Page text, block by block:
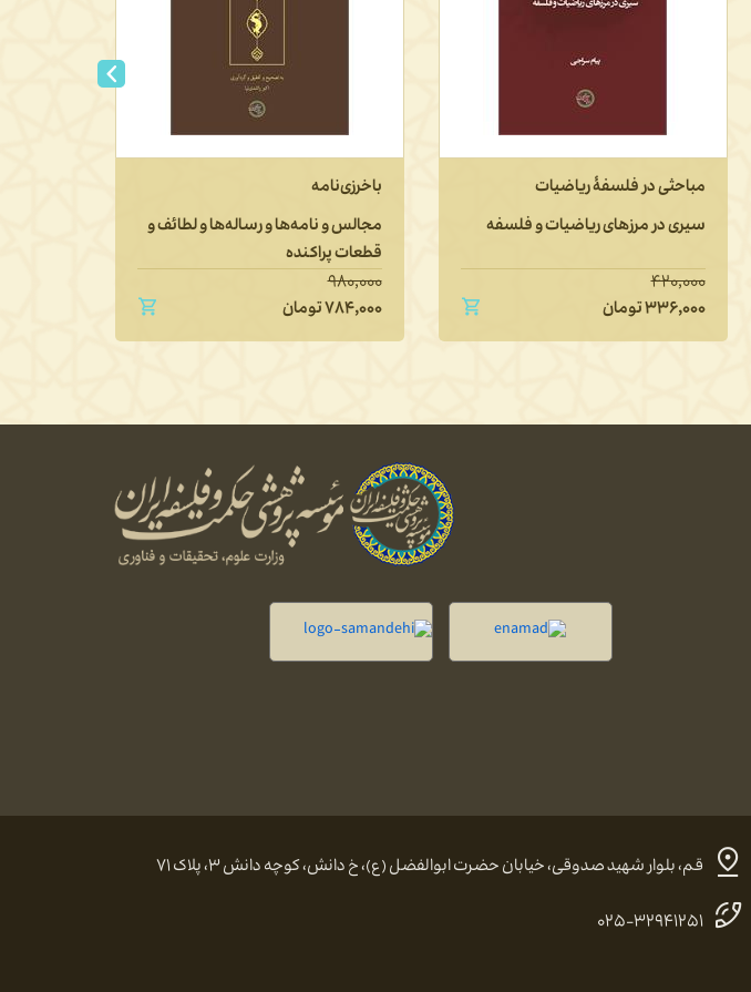
مباحثی در فلسفۀ ریاضیات
سیری در مرزهای ریاضیات و فلسفه
۴۲۰,۰۰۰
۳۳۶,۰۰۰تومان
باخرزی‌نامه
مجالس و نامه‌ها و رساله‌ها و لطائف و
قطعات پراکنده
۹۸۰,۰۰۰
۷۸۴,۰۰۰تومان
قم، بلوار شهید صدوقی، خیابان حضرت ابوالفضل (ع)، خ دانش، کوچه دانش ۳، پلاک ۷۱
۰۲۵-۳۲۹۴۱۲۵۱